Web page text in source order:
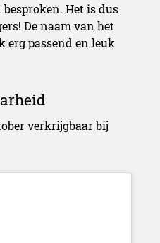
Het is dus
De naam van het
erg passend en leuk
verkrijgbaar bij